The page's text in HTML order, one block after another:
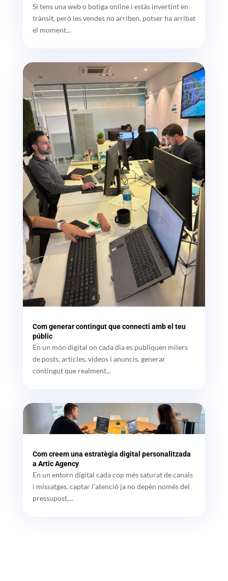
Si tens una web o botiga online i estàs invertint en
trànsit, però les vendes no arriben, potser ha arribat
el moment...
Com generar contingut que connecti amb el teu
públic
En un món digital on cada dia es publiquen milers
de posts, articles, vídeos i anuncis, generar
contingut que realment...
Com creem una estratègia digital personalitzada
a Artic Agency
En un entorn digital cada cop més saturat de canals
i missatges, captar l’atenció ja no depèn només del
pressupost,...